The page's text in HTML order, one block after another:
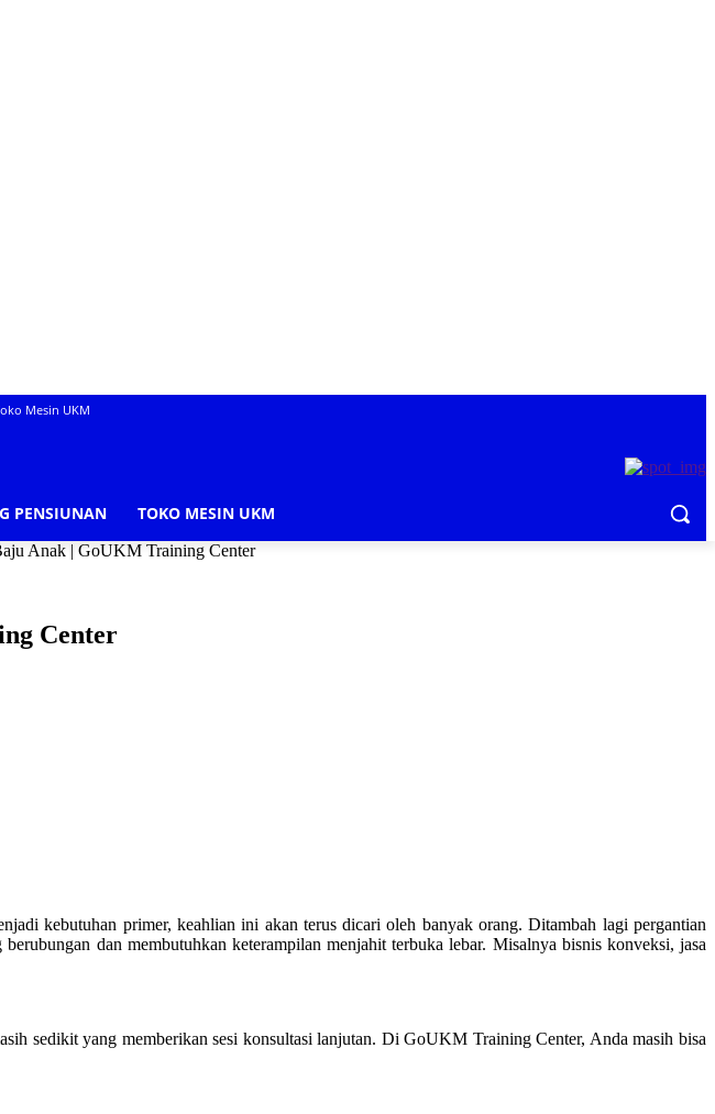
Mesin UKM
PENSIUNAN TOKO MESIN UKM
Anak | GoUKM Training Center
Center
kebutuhan primer, keahlian ini akan terus dicari oleh banyak orang. Ditambah lagi pergantian
dan membutuhkan keterampilan menjahit terbuka lebar. Misalnya bisnis konveksi, jasa
sedikit yang memberikan sesi konsultasi lanjutan. Di GoUKM Training Center, Anda masih bisa